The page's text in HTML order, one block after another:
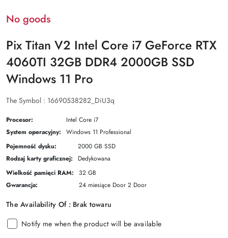
No goods
Pix Titan V2 Intel Core i7 GeForce RTX
4060TI 32GB DDR4 2000GB SSD
Windows 11 Pro
The Symbol : 16690538282_DiU3q
Procesor:
Intel Core i7
System operacyjny:
Windows 11 Professional
Pojemność dysku:
2000 GB SSD
Rodzaj karty graficznej:
Dedykowana
Wielkość pamięci RAM:
32 GB
Gwarancja:
24 miesiące Door 2 Door
The Availability Of : Brak towaru
Notify me when the product will be available